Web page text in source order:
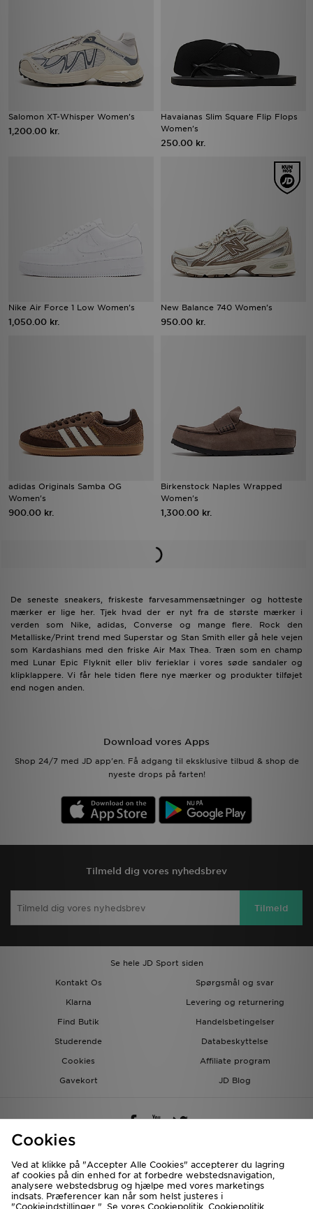
Salomon XT-Whisper Women's
1,200.00 kr.
Havaianas Slim Square Flip Flops
Women's
250.00 kr.
Nike Air Force 1 Low Women's
1,050.00 kr.
New Balance 740 Women's
950.00 kr.
adidas Originals Samba OG
Women's
900.00 kr.
Birkenstock Naples Wrapped
Women's
1,300.00 kr.
De seneste sneakers, friskeste farvesammensætninger og hotteste
mærker er lige her. Tjek hvad der er nyt fra de største mærker i
verden som Nike, adidas, Converse og mange flere. Rock den
Metalliske/Print trend med Superstar og Stan Smith eller gå hele vejen
som Kardashians med den friske Air Max Thea. Træn som en champ
med Lunar Epic Flyknit eller bliv ferieklar i vores søde sandaler og
klipklappere. Vi får hele tiden flere nye mærker og produkter tilføjet
end nogen anden.
Download vores Apps
Shop 24/7 med JD app'en. Få adgang til eksklusive tilbud & shop de
nyeste drops på farten!
Tilmeld dig vores nyhedsbrev
Tilmeld
Se hele JD Sport siden
Kontakt Os
Spørgsmål og svar
Klarna
Levering og returnering
Find Butik
Handelsbetingelser
Studerende
Databeskyttelse
Cookies
Affiliate program
Gavekort
JD Blog
Forsendelse Til
Danmark
Cookies
Ved at klikke på "Accepter Alle Cookies" accepterer du lagring
af cookies på din enhed for at forbedre webstedsnavigation,
analysere webstedsbrug og hjælpe med vores marketings
indsats. Præferencer kan når som helst justeres i
"Cookieindstillinger ". Se vores Cookiepolitik. Cookiepolitik